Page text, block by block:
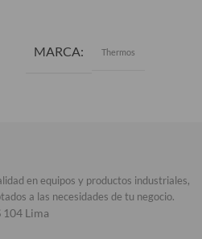
MARCA Thermos
en equipos y productos industriales,
a las necesidades de tu negocio.
104 Lima